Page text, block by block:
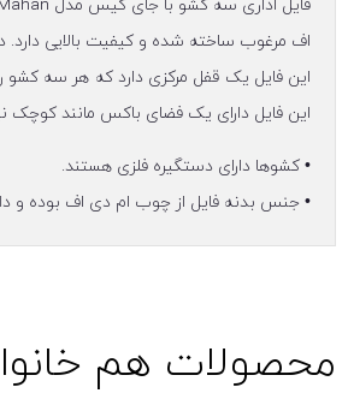
اف مرغوب ساخته شده و کیفیت بالایی دارد.
این فایل یک قفل مرکزی دارد که هر سه کشو
این فایل دارای یک فضای باکس مانند کوچک
• کشوها دارای دستگیره فلزی هستند.
• جنس بدنه فایل از چوب ام دی اف بوده و
محصولات هم